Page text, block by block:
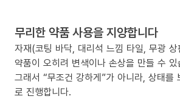
무리한 약품 사용을 지양합니다
자재(코팅 바닥, 대리석 느낌 타일, 무광
약품이 오히려 변색이나 손상을 만들 수 있
그래서 “무조건 강하게”가 아니라, 상태를
로 진행합니다.